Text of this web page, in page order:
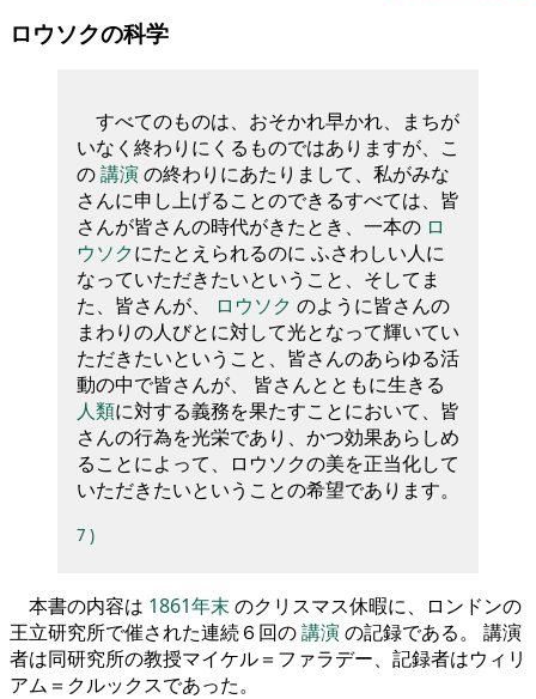
ロウソクの科学
すべてのものは、おそかれ早かれ、まちが
いなく終わりにくるものではありますが、こ
の講演の終わりにあたりまして、私がみな
さんに申し上げることのできるすべては、皆
さんが皆さんの時代がきたとき、一本の ロ
ウソクにたとえられるのに ふさわしい人に
なっていただきたいということ、そしてま
た、皆さんが、
ロウソク のように皆さんの
まわりの人びとに対して光となって輝いてい
ただきたいということ、皆さんのあらゆる活
動の中で皆さんが、 皆さんとともに生きる
人類に対する義務を果たすことにおいて、皆
さんの行為を光栄であり、かつ効果あらしめ
ることによって、ロウソクの美を正当化して
いただきたいということの希望であります。
7 )
本書の内容は 1861年末 のクリスマス休暇に、ロンドンの
王立研究所で催された連続６回の講演の記録である。 講演
者は同研究所の教授マイケル＝ファラデー、記録者はウィリ
アム＝クルックスであった。